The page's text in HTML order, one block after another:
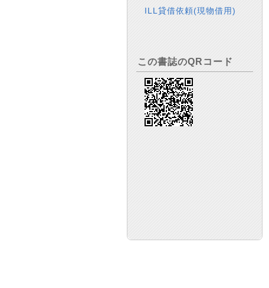
ILL貸借依頼(現物借用)
この書誌のQRコード